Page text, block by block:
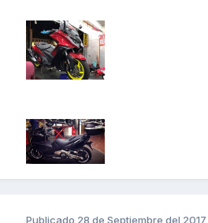
Publicado 28 de Septiembre del 2017